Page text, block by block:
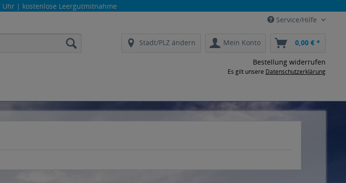
Uhr | kostenlose Leergutmitnahme
Service/Hilfe
Stadt/PLZ ändern Mein Konto 0,00 € *
Bestellung widerrufen
Es gilt unsere Datenschutzerklärung